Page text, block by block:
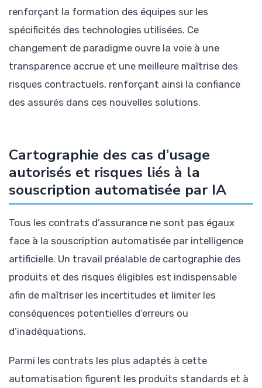
renforçant la formation des équipes sur les
spécificités des technologies utilisées. Ce
changement de paradigme ouvre la voie à une
transparence accrue et une meilleure maîtrise des
risques contractuels, renforçant ainsi la confiance
des assurés dans ces nouvelles solutions.
Cartographie des cas d’usage
autorisés et risques liés à la
souscription automatisée par IA
Tous les contrats d’assurance ne sont pas égaux
face à la souscription automatisée par intelligence
artificielle. Un travail préalable de cartographie des
produits et des risques éligibles est indispensable
afin de maîtriser les incertitudes et limiter les
conséquences potentielles d’erreurs ou
d’inadéquations.
Parmi les contrats les plus adaptés à cette
automatisation figurent les produits standards et à